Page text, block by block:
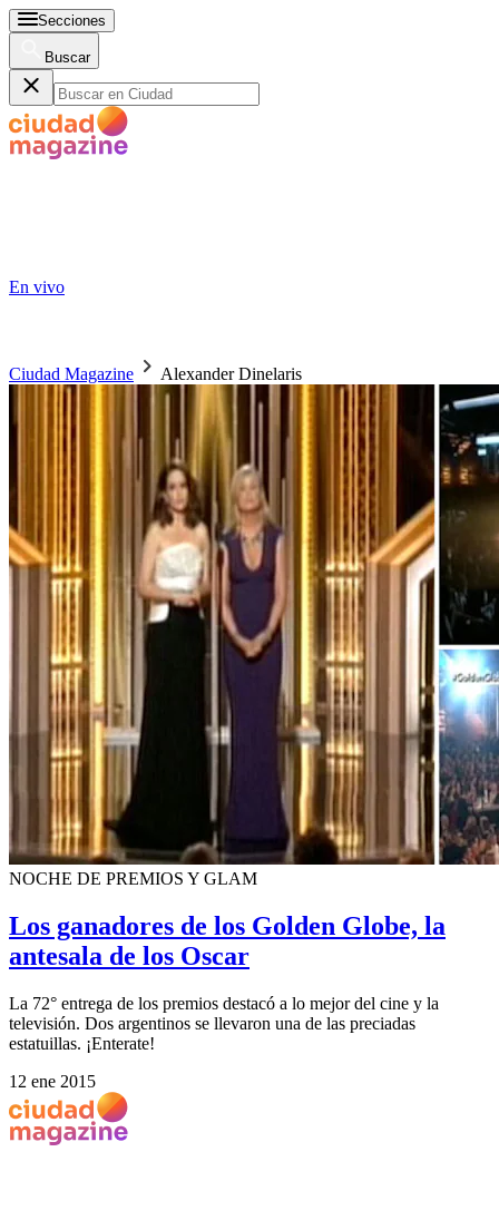
Secciones
Buscar
En vivo
Ciudad Magazine Alexander Dinelaris
NOCHE DE PREMIOS Y GLAM
Los ganadores de los Golden Globe, la
antesala de los Oscar
La 72° entrega de los premios destacó a lo mejor del cine y la
televisión. Dos argentinos se llevaron una de las preciadas
estatuillas. ¡Enterate!
12 ene 2015